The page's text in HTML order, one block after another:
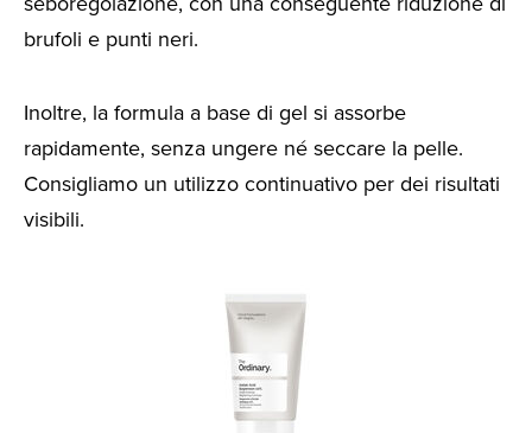
brufoli e punti neri.
Inoltre, la formula a base di gel si assorbe
rapidamente, senza ungere né seccare la pelle.
Consigliamo un utilizzo continuativo per dei risultati
visibili.